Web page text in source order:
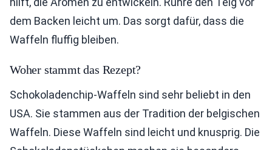
dem Backen leicht um. Das sorgt dafür, dass die
Waffeln fluffig bleiben.
Woher stammt das Rezept?
Schokoladenchip-Waffeln sind sehr beliebt in den
USA. Sie stammen aus der Tradition der belgischen
Waffeln. Diese Waffeln sind leicht und knusprig. Die